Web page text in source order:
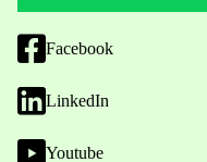
Facebook
LinkedIn
Youtube